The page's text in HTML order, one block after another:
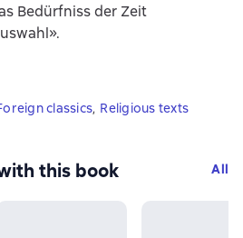
Bedürfniss der Zeit
classics, Religious texts
this book All